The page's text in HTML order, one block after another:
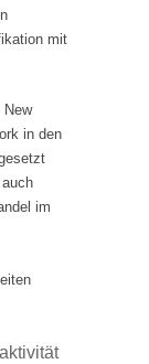
mit
New
in den
im